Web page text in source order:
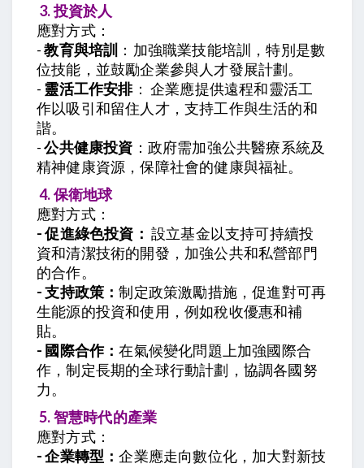
3. 投資於人
應對方式：
-教育與培訓 ：加強職業技能培訓，特別是數
位技能，並鼓勵企業參與人才發展計劃。
- 靈活工作安排： 企業應提供遠程和靈活工
作以吸引和留住人才，支持工作與生活的和
諧。
-公共健康投資 ：政府需加強公共醫療系統及
精神健康資源，保障社會的健康與福祉。
4. 保衛地球
應對方式：
- 促進綠色投資： 設立基金以支持可持續投
資和清潔技術的開發，加強公共和私營部門
的合作。
- 支持政策：制定政策激勵措施，促進對可再
生能源的投資和使用，例如稅收優惠和補
貼。
- 國際合作：在氣候變化問題上加強國際合
作，制定長期的全球行動計劃，協調各國努
力。
5. 智慧時代的產業
應對方式：
- 企業轉型：企業應走向數位化，加大對新技